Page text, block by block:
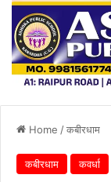
Home /कबीरधाम
कबीरधाम कवर्धा